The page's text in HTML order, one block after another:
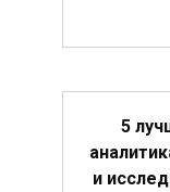
5
и